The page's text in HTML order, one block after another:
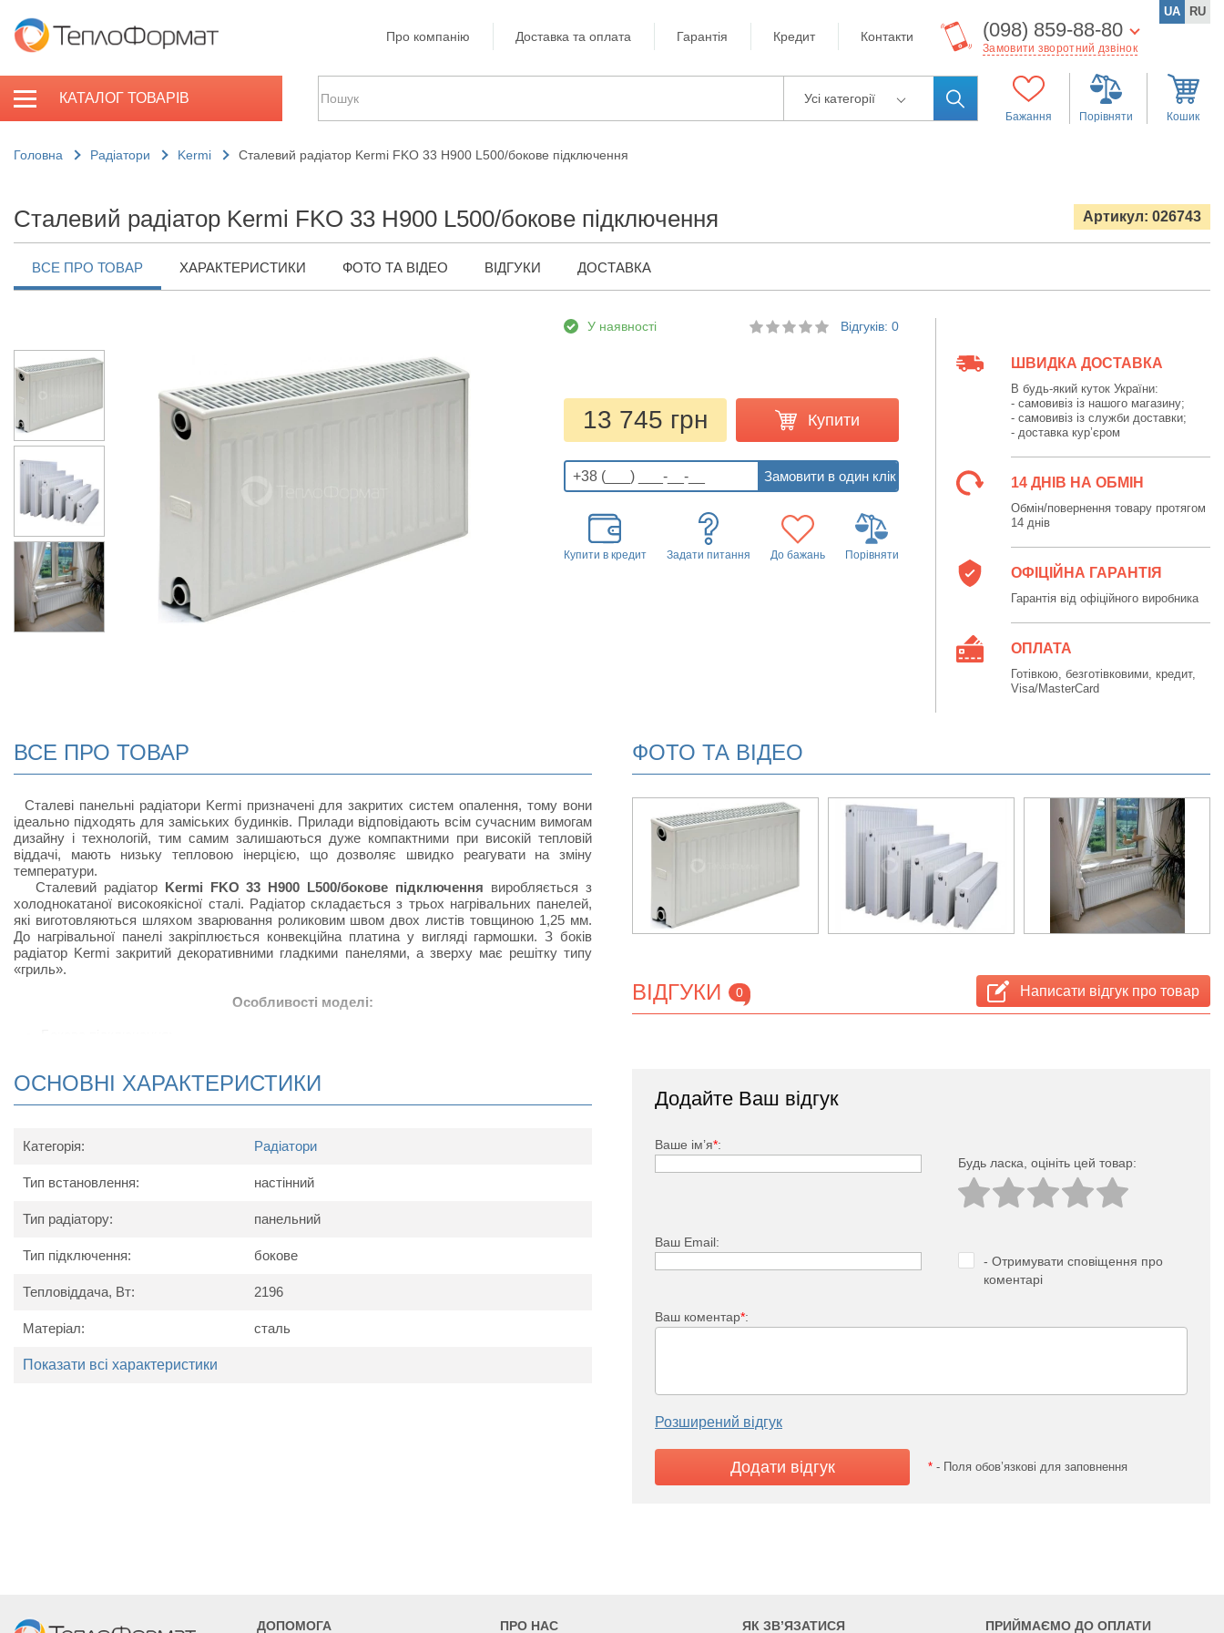
Про компанію Доставка та оплата Гарантія Кредит Контакти (098) 859-88-80
Замовити зворотний дзвінок
UA RU
КАТАЛОГ ТОВАРІВ Усі категорії
Бажання Порівняти Кошик
Головна Радіатори Kermi Сталевий радіатор Kermi FKO 33 H900 L500/бокове підключення
Сталевий радіатор Kermi FKO 33 H900 L500/бокове підключення Артикул: 026743
ВСЕ ПРО ТОВАР ХАРАКТЕРИСТИКИ ФОТО ТА ВІДЕО ВІДГУКИ ДОСТАВКА
У наявності Відгуків: 0
13 745 грн Купити
Купити в кредит Задати питання До бажань Порівняти
ШВИДКА ДОСТАВКА
В будь-який куток України:
- самовивіз із нашого магазину;
- самовивіз із служби доставки;
- доставка кур’єром
14 ДНІВ НА ОБМІН
Обмін/повернення товару протягом
14 днів
ОФІЦІЙНА ГАРАНТІЯ
Гарантія від офіційного виробника
ОПЛАТА
Готівкою, безготівковими, кредит,
Visa/MasterCard
ВСЕ ПРО ТОВАР
Сталеві панельні радіатори Kermi призначені для закритих систем опалення, тому вони
ідеально підходять для заміських будинків. Прилади відповідають всім сучасним вимогам
дизайну і технологій, тим самим залишаються дуже компактними при високій тепловій
віддачі, мають низьку тепловою інерцією, що дозволяє швидко реагувати на зміну
температури.
Сталевий радіатор Kermi FKO 33 H900 L500/бокове підключення виробляється з
холоднокатаної високоякісної сталі. Радіатор складається з трьох нагрівальних панелей,
які виготовляються шляхом зварювання роликовим швом двох листів товщиною 1,25 мм.
До нагрівальної панелі закріплюється конвекційна платина у вигляді гармошки. З боків
радіатор Kermi закритий декоративними гладкими панелями, а зверху має решітку типу
«гриль».
Особливості моделі:
Відрізняється підвищеною тепловіддачею за рахунок наявності своєрідних П-подібних
радіатор в упаковці, настінні кронштейни, кран Маєвського 1/2 ", заглушки.
Схема радіатора
Ширина
400
800
ОСНОВНІ ХАРАКТЕРИСТИКИ
Категорія: Радіатори
Тип встановлення: настінний
Тип радіатору: панельний
Тип підключення: бокове
Тепловіддача, Вт: 2196
Матеріал: сталь
Показати всі характеристики
ФОТО ТА ВІДЕО
ВІДГУКИ 0 Написати відгук про товар
Додайте Ваш відгук
Ваше ім’я*:
Будь ласка, оцініть цей товар:
Ваш Email:
- Отримувати сповіщення про
коментарі
Ваш коментар*:
Розширений відгук
* - Поля обов’язкові для заповнення
ДОПОМОГА ПРО НАС ЯК ЗВ’ЯЗАТИСЯ ПРИЙМАЄМО ДО ОПЛАТИ